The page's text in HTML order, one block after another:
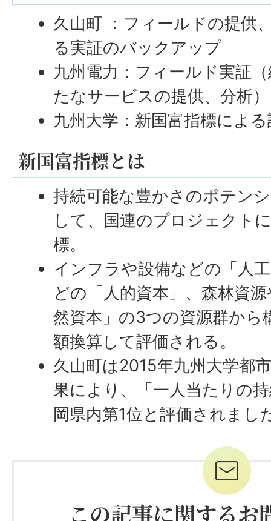
久山町 ：フィールドの提供
る実証のバックアップ
九州電力：フィールド実証
たなサービスの提供、分析）
九州大学：新国富指標によ
新国富指標とは
持続可能な豊かさのポテン
して、国連のプロジェクト
標。
インフラや設備などの「人
どの「人的資本」、森林資
然資本」の3つの資源群から
額換算して評価される。
久山町は2015年九州大学都
果により、「一人当たりの
岡県内第1位と評価されまし
この記事に関するお